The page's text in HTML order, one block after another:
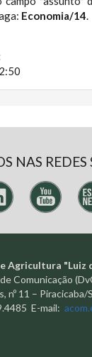
Economia/14.
NAS REDES
Agricultura "Luiz
Comunicação
nº 11 –
E-mail: